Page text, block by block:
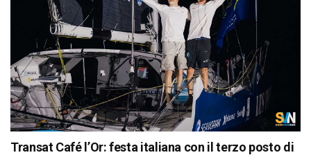
Transat Café l’Or: festa italiana con il terzo posto di